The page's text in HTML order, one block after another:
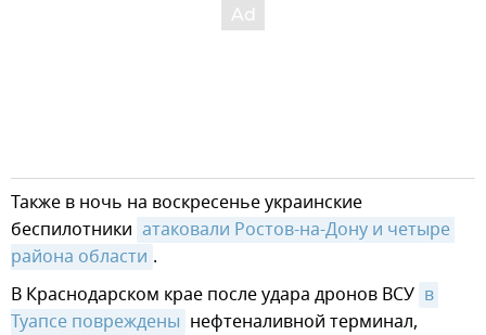
Также в ночь на воскресенье украинские
беспилотники атаковали Ростов-на-Дону и четыре
района области .
В Краснодарском крае после удара дронов ВСУ в
Туапсе повреждены нефтеналивной терминал,